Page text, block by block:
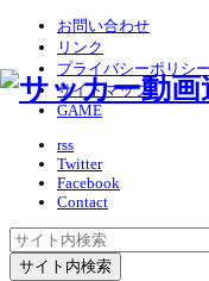
お問い合わせ
リンク
プライバシーポリシー
サイトマップ
GAME
rss
Twitter
Facebook
Contact